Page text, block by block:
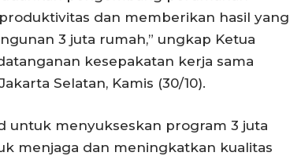
dan memberikan hasil yang
3 juta rumah,” ungkap Ketua
kesepakatan kerja sama
Selatan, Kamis (30/10).
untuk menyukseskan program 3 juta
menjaga dan meningkatkan kualitas